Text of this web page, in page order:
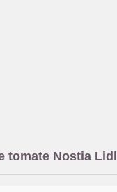
tomate Nostia Lidl